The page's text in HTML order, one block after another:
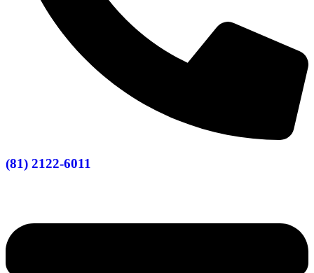
(81) 2122-6011